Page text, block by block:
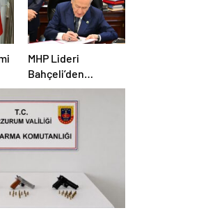
MHP Lideri
Bahçeli’den
‘Terörsüz Türkiye’
yasası açıklaması:
“Herkes kazandı”